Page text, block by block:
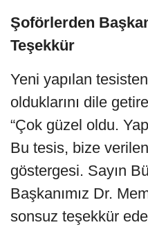
Şoförlerden
Teşekkür
Yeni yapılan
olduklarını dile
“Çok güzel oldu.
Bu tesis, bize
göstergesi. Sayın
Başkanımız Dr.
sonsuz teşekkür